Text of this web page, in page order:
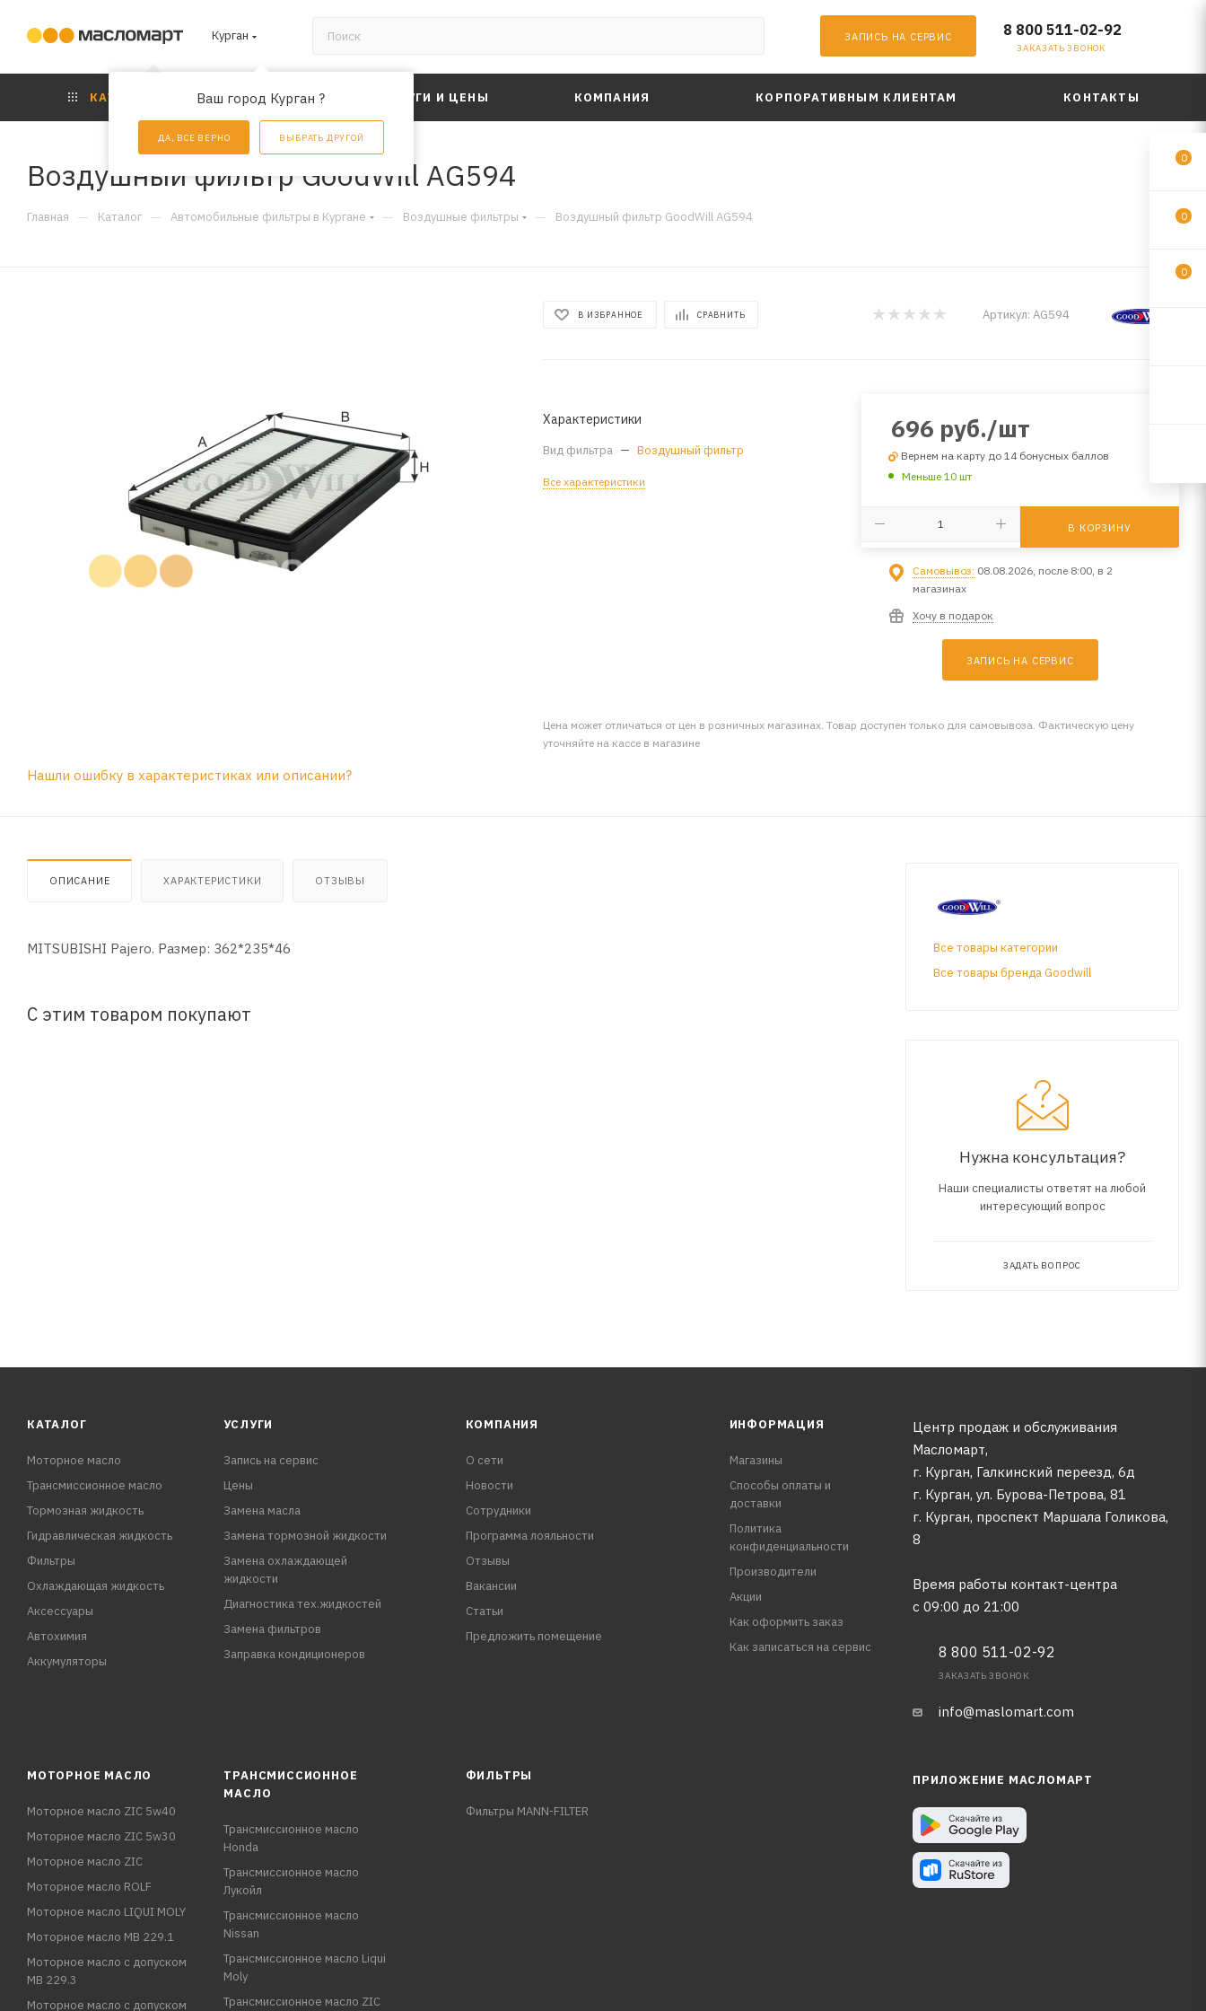
Курган
Ваш город Курган ?
ДА, ВСЕ ВЕРНО ВЫБРАТЬ ДРУГОЙ
ЗАПИСЬ НА СЕРВИС 8 800 511-02-92
ЗАКАЗАТЬ ЗВОНОК
КАТАЛОГ АКЦИИ УСЛУГИ И ЦЕНЫ КОМПАНИЯ КОРПОРАТИВНЫМ КЛИЕНТАМ КОНТАКТЫ
Воздушный фильтр GoodWill AG594
Главная — Каталог — Автомобильные фильтры в Кургане — Воздушные фильтры — Воздушный фильтр GoodWill AG594
В ИЗБРАННОЕ СРАВНИТЬ Артикул: AG594
Характеристики
Вид фильтра — Воздушный фильтр
Все характеристики
696 руб./шт
Вернем на карту до 14 бонусных баллов
Меньше 10 шт
В КОРЗИНУ
Самовывоз: 08.08.2026, после 8:00, в 2
магазинах
Хочу в подарок
ЗАПИСЬ НА СЕРВИС
Цена может отличаться от цен в розничных магазинах. Товар доступен только для самовывоза. Фактическую цену
уточняйте на кассе в магазине
Нашли ошибку в характеристиках или описании?
ОПИСАНИЕ ХАРАКТЕРИСТИКИ ОТЗЫВЫ
MITSUBISHI Pajero. Размер: 362*235*46
С этим товаром покупают
Все товары категории
Все товары бренда Goodwill
Нужна консультация?
Наши специалисты ответят на любой
интересующий вопрос
ЗАДАТЬ ВОПРОС
КАТАЛОГ
Моторное масло
Трансмиссионное масло
Тормозная жидкость
Гидравлическая жидкость
Фильтры
Охлаждающая жидкость
Аксессуары
Автохимия
Аккумуляторы
УСЛУГИ
Запись на сервис
Цены
Замена масла
Замена тормозной жидкости
Замена охлаждающей
жидкости
Диагностика тех.жидкостей
Замена фильтров
Заправка кондиционеров
КОМПАНИЯ
О сети
Новости
Сотрудники
Программа лояльности
Отзывы
Вакансии
Статьи
Предложить помещение
ИНФОРМАЦИЯ
Магазины
Способы оплаты и
доставки
Политика
конфиденциальности
Производители
Акции
Как оформить заказ
Как записаться на сервис
Центр продаж и обслуживания
Масломарт,
г. Курган, Галкинский переезд, 6д
г. Курган, ул. Бурова-Петрова, 81
г. Курган, проспект Маршала Голикова,
8
Время работы контакт-центра
с 09:00 до 21:00
8 800 511-02-92
ЗАКАЗАТЬ ЗВОНОК
info@maslomart.com
МОТОРНОЕ МАСЛО
Моторное масло ZIC 5w40
Моторное масло ZIC 5w30
Моторное масло ZIC
Моторное масло ROLF
Моторное масло LIQUI MOLY
Моторное масло MB 229.1
Моторное масло с допуском
MB 229.3
Моторное масло с допуском
ТРАНСМИССИОННОЕ
МАСЛО
Трансмиссионное масло
Honda
Трансмиссионное масло
Лукойл
Трансмиссионное масло
Nissan
Трансмиссионное масло Liqui
Moly
Трансмиссионное масло ZIC
ФИЛЬТРЫ
Фильтры MANN-FILTER
ПРИЛОЖЕНИЕ МАСЛОМАРТ
0
0
0